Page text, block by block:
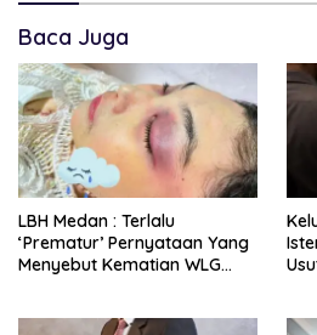
Baca Juga
LBH Medan : Terlalu
‘Prematur’ Pernyataan Yang
Menyebut Kematian WLG